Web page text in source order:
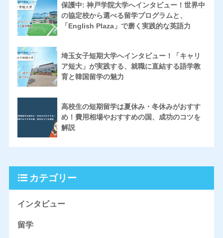
保護中: 神戸学院大学へインタビュー！世界中
の協定校から選べる留学プログラムと、
「English Plaza」で磨く実践的な英語力
埼玉女子短期大学へインタビュー！「キャリ
ア短大」が実践する、就職に直結する語学教
育と韓国留学の魅力
高校生の短期留学は夏休み・冬休みがおすす
め！費用相場やおすすめの国、成功のコツを
解説
カテゴリー
インタビュー
留学